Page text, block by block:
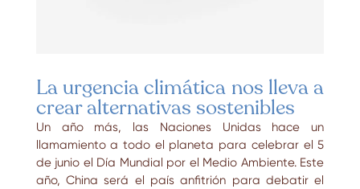
La urgencia climática nos lleva a
crear alternativas sostenibles
Un año más, las Naciones Unidas hace un
llamamiento a todo el planeta para celebrar el 5
de junio el Día Mundial por el Medio Ambiente. Este
año, China será el país anfitrión para debatir el